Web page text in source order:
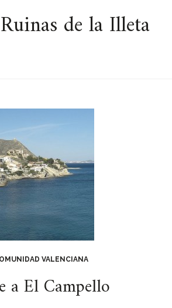
de la Illeta
VALENCIANA
a El Campello